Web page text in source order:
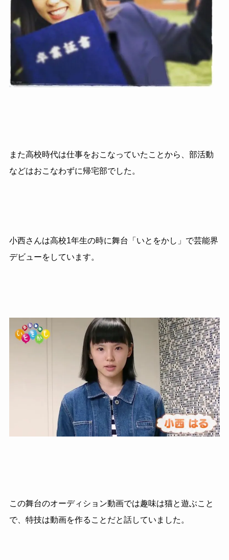
また高校時代は仕事をおこなっていたことから、部活動
などはおこなわずに帰宅部でした。
小西さんは高校1年生の時に舞台「いとをかし」で芸能界
デビューをしています。
この舞台のオーディション動画では趣味は猫と遊ぶこと
で、特技は動画を作ることだと話していました。